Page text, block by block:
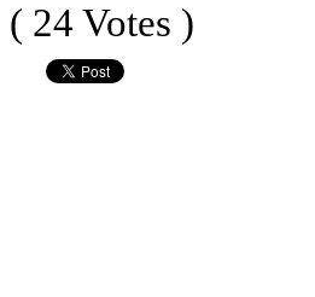
( 24 Votes )